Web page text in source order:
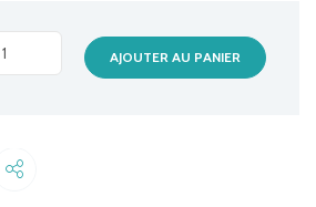
AJOUTER AU PANIER